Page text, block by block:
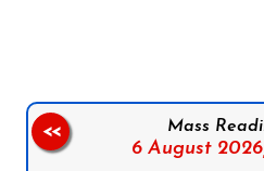
Mass
6 August 2026,
<<